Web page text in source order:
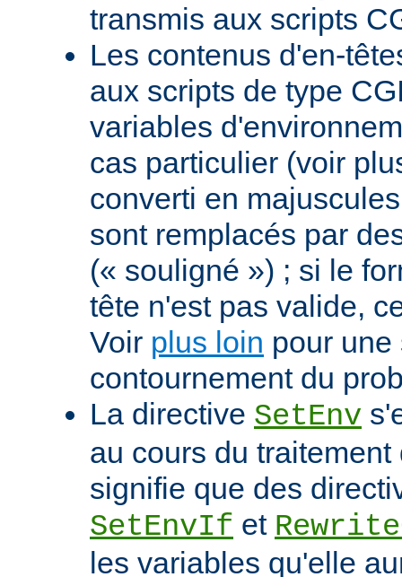
transmis aux scripts
Les contenus d'en-
aux scripts de type
variables
cas particulier (voir
converti en
sont remplacés par
(« souligné ») ; si le
tête n'est pas valide,
Voir plus loin pour
contournement du
La directive SetEnv
au cours du
signifie que des
SetEnvIf et
les variables qu'elle